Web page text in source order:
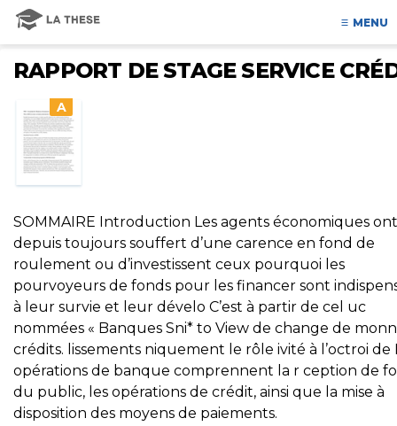
MENU
RAPPORT DE STAGE SERVICE
A
SOMMAIRE Introduction Les agents économiques ont
depuis toujours souffert d’une carence en fond de
roulement ou d’investissent ceux pourquoi les
pourvoyeurs de fonds pour les financer sont
à leur survie et leur dévelo C’est à partir de cel uc
nommées « Banques Sni* to View de change de
crédits. lissements niquement le rôle ivité à l’octroi de
opérations de banque comprennent la r ception de
du public, les opérations de crédit, ainsi que la mise à
disposition des moyens de paiements.